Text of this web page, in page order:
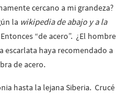
cercano a mi grandeza?
la wikipedia de abajo y a la
“de acero”. ¿El hombre
escarlata haya recomendado a
de acero.
hasta la lejana Siberia. Crucé